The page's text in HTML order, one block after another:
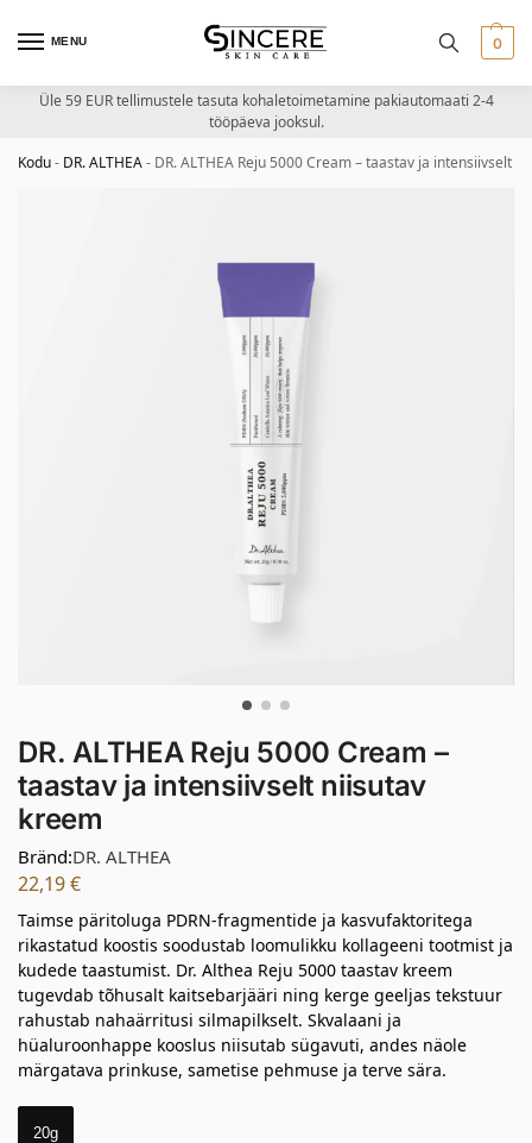
MENU 0
Üle 59 EUR tellimustele tasuta kohaletoimetamine pakiautomaati 2-4
tööpäeva jooksul.
Kodu- DR. ALTHEA- DR. ALTHEA Reju 5000 Cream – taastav ja intensiivselt
DR. ALTHEA Reju 5000 Cream –
taastav ja intensiivselt niisutav
kreem
Bränd:DR. ALTHEA
22,19€
Taimse päritoluga PDRN-fragmentide ja kasvufaktoritega
rikastatud koostis soodustab loomulikku kollageeni tootmist ja
kudede taastumist. Dr. Althea Reju 5000 taastav kreem
tugevdab tõhusalt kaitsebarjääri ning kerge geeljas tekstuur
rahustab nahaärritusi silmapilkselt. Skvalaani ja
hüaluroonhappe kooslus niisutab sügavuti, andes näole
märgatava prinkuse, sametise pehmuse ja terve sära.
20g